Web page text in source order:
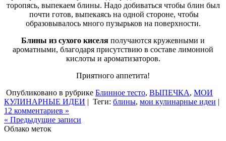
торопясь, выпекаем блины. Надо добиваться чтобы блин был
почти готов, выпекаясь на одной стороне, чтобы
образовывалось много пузырьков на поверхности.
Блины из сухого киселя получаются кружевными и
ароматными, благодаря присутствию в составе лимонной
кислоты и ароматизаторов.
Приятного аппетита!
Опубликовано в рубрике Блинное тесто, ВЫПЕЧКА, МОИ
КУЛИНАРНЫЕ ИДЕИ | Теги: блины, мои кулинарные идеи |
12 комментариев »
« Предыдущие записи
Облако меток